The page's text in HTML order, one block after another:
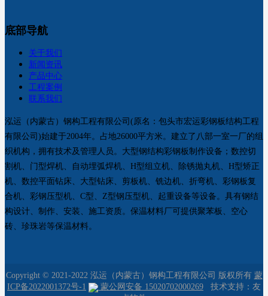
底部导航
关于我们
新闻资讯
产品中心
工程案例
联系我们
泓运（内蒙古）钢构工程有限公司(原名：包头市宏运彩钢板结构工程
有限公司)始建于2004年。占地26000平方米。建立了八部一室一厂的组
织机构，拥有技术及管理人员。大型钢结构彩钢板制作设备；数控切
割机、门型焊机、自动埋弧焊机、H型组立机、除锈抛丸机、H型矫正
机、数控平面钻床、大型钻床、剪板机、铣边机、折弯机、彩钢板复
合机、彩钢压型机、C型、Z型钢压型机、起重设备等设备。具有钢结
构设计、制作、安装、施工资质。保温材料厂可提供聚苯板、空心
砖、珍珠岩等保温材料。
Copyright © 2021-2022 泓运（内蒙古）钢构工程有限公司 版权所有 蒙
ICP备2022001372号-1
蒙公网安备 15020702000269
技术支持：友